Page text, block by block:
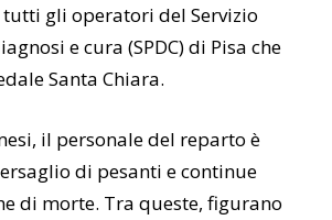
gli operatori del Servizio
e cura (SPDC) di Pisa che
Santa Chiara.
il personale del reparto è
di pesanti e continue
di morte. Tra queste, figurano